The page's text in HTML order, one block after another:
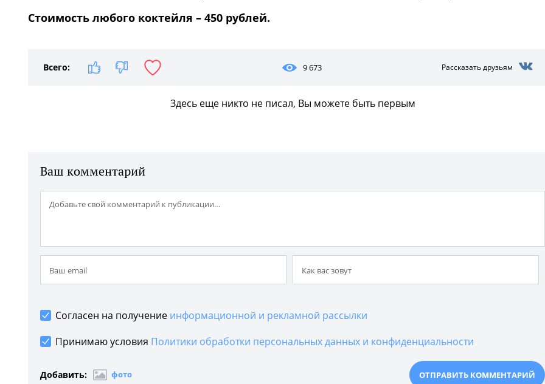
Стоимость любого коктейля – 450 рублей.
Всего: 9 673 Рассказать друзьям
Здесь еще никто не писал, Вы можете быть первым
Ваш комментарий
Согласен на получение информационной и рекламной рассылки
Принимаю условия Политики обработки персональных данных и конфиденциальности
Добавить: фото